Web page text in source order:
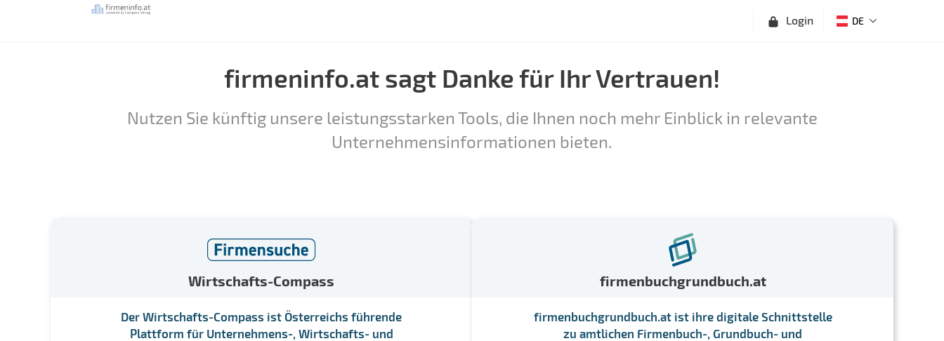
Login DE
firmeninfo.at sagt Danke für Ihr Vertrauen!
Nutzen Sie künftig unsere leistungsstarken Tools, die Ihnen noch mehr Einblick in relevante
Unternehmensinformationen bieten.
Wirtschafts-Compass
Der Wirtschafts-Compass ist Österreichs führende
Plattform für Unternehmens-, Wirtschafts- und
firmenbuchgrundbuch.at
firmenbuchgrundbuch.at ist ihre digitale Schnittstelle
zu amtlichen Firmenbuch-, Grundbuch- und